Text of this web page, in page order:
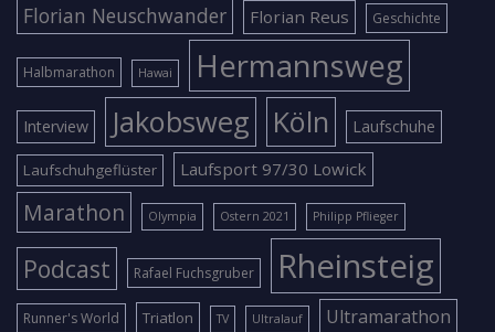
Florian Neuschwander Florian Reus Geschichte
Halbmarathon Hawai Hermannsweg
Interview Jakobsweg Köln Laufschuhe
Laufschuhgeflüster Laufsport 97/30 Lowick
Marathon Olympia Ostern 2021 Philipp Pflieger
Podcast Rafael Fuchsgruber Rheinsteig
Runner's World Triatlon TV Ultralauf Ultramarathon